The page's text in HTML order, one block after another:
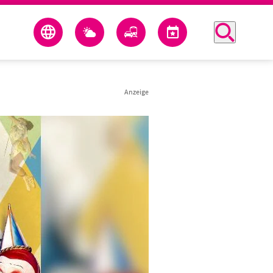
Anzeige